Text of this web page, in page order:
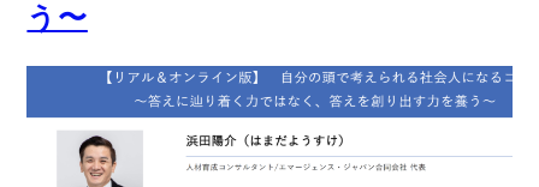
う〜